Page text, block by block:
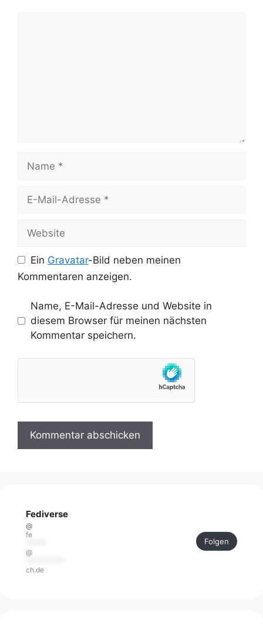
Mail-
Ein Gravatar-Bild neben meinen
Kommentaren anzeigen.
Name, E-Mail-Adresse und Website in
diesem Browser für meinen nächsten
Kommentar speichern.
Fediverse
@
fe
@
ch.de
Folgen